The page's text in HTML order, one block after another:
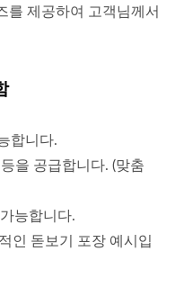
를 제공하여 고객님께서
합니다.
을 공급합니다. (맞춤
능합니다.
인 돋보기 포장 예시입